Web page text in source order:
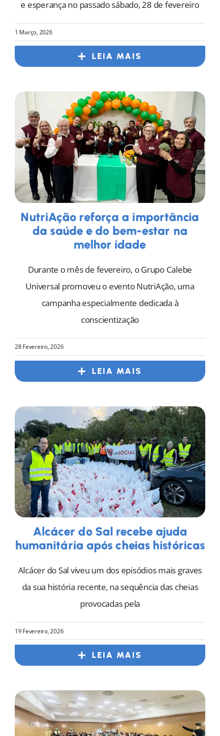
e esperança no passado sábado, 28 de fevereiro
1 Março, 2026
LEIA MAIS
NutriAção reforça a importância
da saúde e do bem-estar na
melhor idade
Durante o mês de fevereiro, o Grupo Calebe
Universal promoveu o evento NutriAção, uma
campanha especialmente dedicada à
conscientização
28 Fevereiro, 2026
LEIA MAIS
Alcácer do Sal recebe ajuda
humanitária após cheias históricas
Alcácer do Sal viveu um dos episódios mais graves
da sua história recente, na sequência das cheias
provocadas pela
19 Fevereiro, 2026
LEIA MAIS